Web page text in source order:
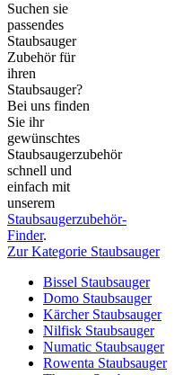
Suchen sie
passendes
Staubsauger
Zubehör für
ihren
Staubsauger?
Bei uns finden
Sie ihr
gewünschtes
Staubsaugerzubehör
schnell und
einfach mit
unserem
Staubsaugerzubehör-
Finder.
Zur Kategorie Staubsauger
Bissel Staubsauger
Domo Staubsauger
Kärcher Staubsauger
Nilfisk Staubsauger
Numatic Staubsauger
Rowenta Staubsauger